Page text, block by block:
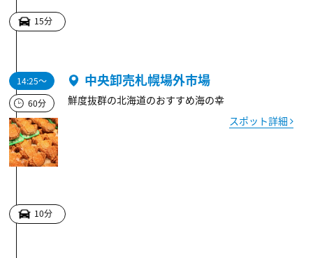
15分
14:25～
60分
中央卸売札幌場外市場
鮮度抜群の北海道のおすすめ海の幸
スポット詳細
10分